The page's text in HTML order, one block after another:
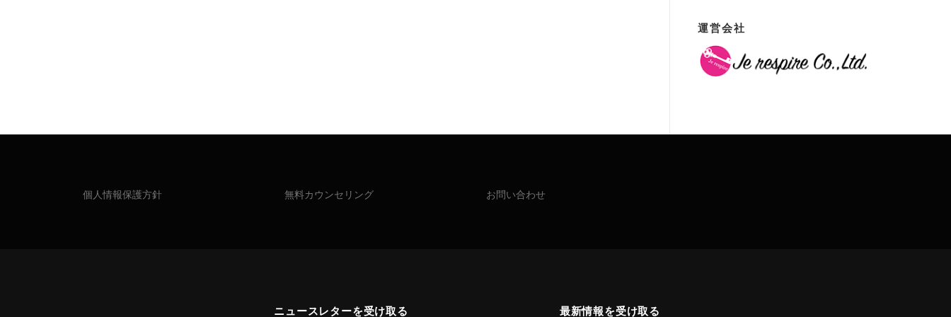
運営会社
個人情報保護方針 無料カウンセリング お問い合わせ
ニュースレターを受け取る 最新情報を受け取る